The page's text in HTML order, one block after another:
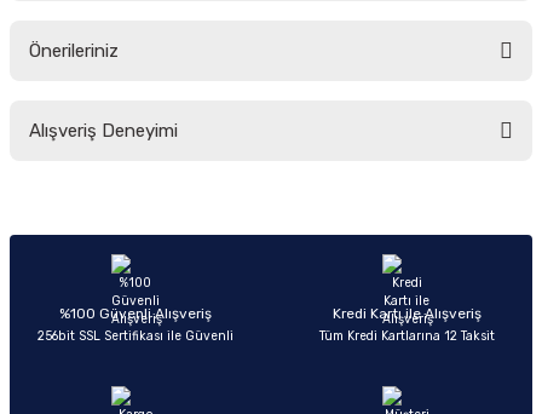
Önerileriniz
yetersiz gördüğünüz noktaları öneri formunu kullanarak tarafımıza
Ürün açıklamasında eksik bilgiler bulunuyor.
Ürün bilgilerinde hatalar bulunuyor.
Ürün fiyatı diğer sitelerden daha pahalı.
Alışveriş Deneyimi
Sitemize ilk yorumu siz yapın!
%100 Güvenli Alışveriş
256bit SSL Sertifikası ile Güvenli
Kredi Kartı ile Alışveriş
Tüm Kredi Kartlarına 12 Taksit